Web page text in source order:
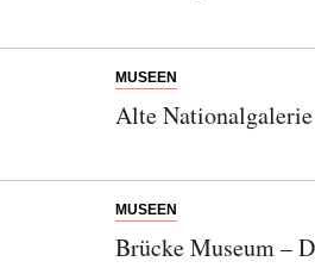
MUSEEN
Alte
MUSEEN
Brücke Museum –